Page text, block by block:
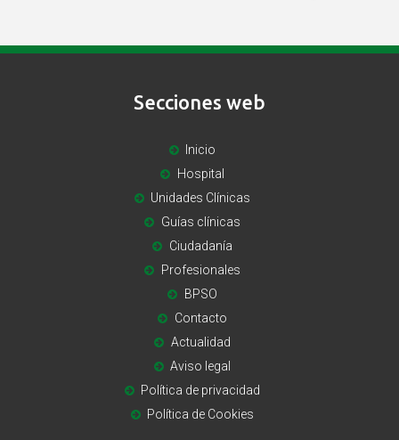
Secciones web
Inicio
Hospital
Unidades Clínicas
Guías clínicas
Ciudadanía
Profesionales
BPSO
Contacto
Actualidad
Aviso legal
Política de privacidad
Política de Cookies